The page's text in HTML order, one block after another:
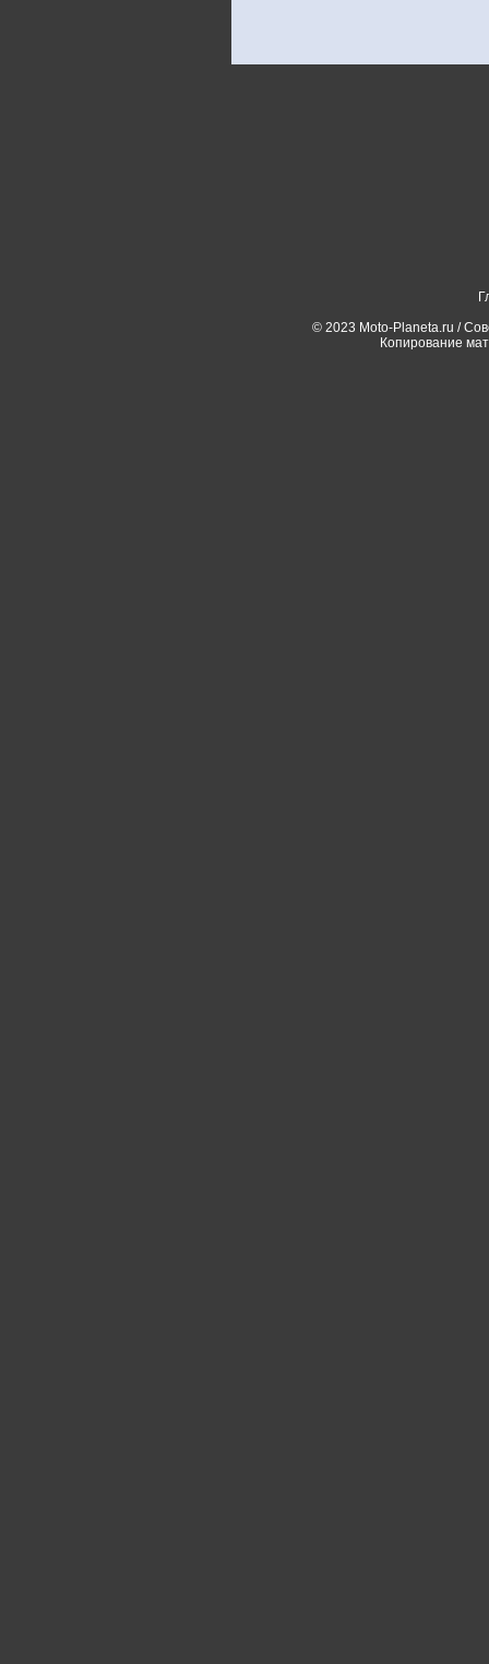
© 2023 Moto-Planeta.ru /
Копирование